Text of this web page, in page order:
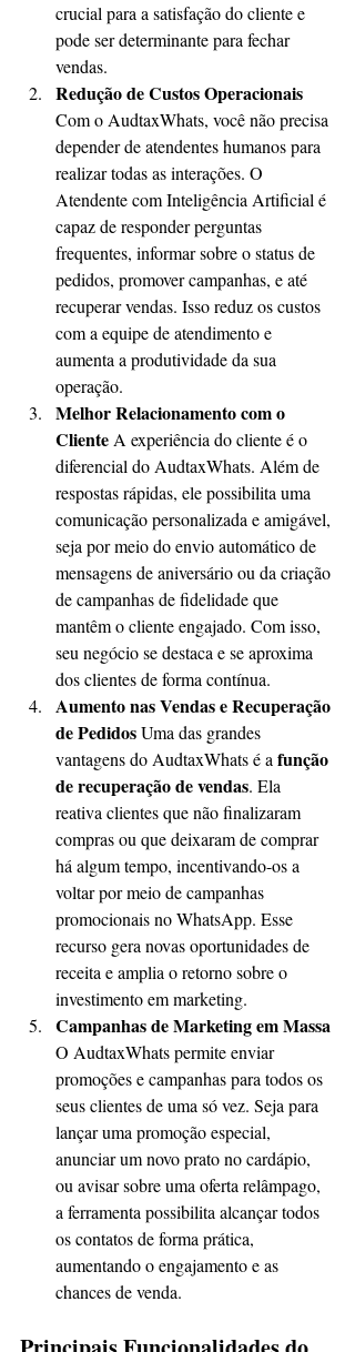
crucial para a satisfação do cliente e
pode ser determinante para fechar
vendas.
Redução de Custos Operacionais
Com o AudtaxWhats, você não precisa
depender de atendentes humanos para
realizar todas as interações. O
Atendente com Inteligência Artificial é
capaz de responder perguntas
frequentes, informar sobre o status de
pedidos, promover campanhas, e até
recuperar vendas. Isso reduz os custos
com a equipe de atendimento e
aumenta a produtividade da sua
operação.
Melhor Relacionamento com o
Cliente A experiência do cliente é o
diferencial do AudtaxWhats. Além de
respostas rápidas, ele possibilita uma
comunicação personalizada e amigável,
seja por meio do envio automático de
mensagens de aniversário ou da criação
de campanhas de fidelidade que
mantêm o cliente engajado. Com isso,
seu negócio se destaca e se aproxima
dos clientes de forma contínua.
Aumento nas Vendas e Recuperação
de Pedidos Uma das grandes
vantagens do AudtaxWhats é a função
de recuperação de vendas. Ela
reativa clientes que não finalizaram
compras ou que deixaram de comprar
há algum tempo, incentivando-os a
voltar por meio de campanhas
promocionais no WhatsApp. Esse
recurso gera novas oportunidades de
receita e amplia o retorno sobre o
investimento em marketing.
Campanhas de Marketing em Massa
O AudtaxWhats permite enviar
promoções e campanhas para todos os
seus clientes de uma só vez. Seja para
lançar uma promoção especial,
anunciar um novo prato no cardápio,
ou avisar sobre uma oferta relâmpago,
a ferramenta possibilita alcançar todos
os contatos de forma prática,
aumentando o engajamento e as
chances de venda.